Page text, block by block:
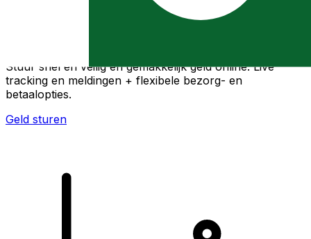
Stuur snel en veilig en gemakkelijk geld online. Live
tracking en meldingen + flexibele bezorg- en
betaalopties.
Geld sturen